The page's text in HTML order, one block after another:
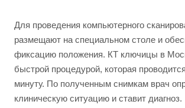
Для проведения компьютерного
размещают на специальном столе и
фиксацию положения. КТ ключицы в
быстрой процедурой, которая
минуту. По полученным снимкам врач
клиническую ситуацию и ставит диагноз.